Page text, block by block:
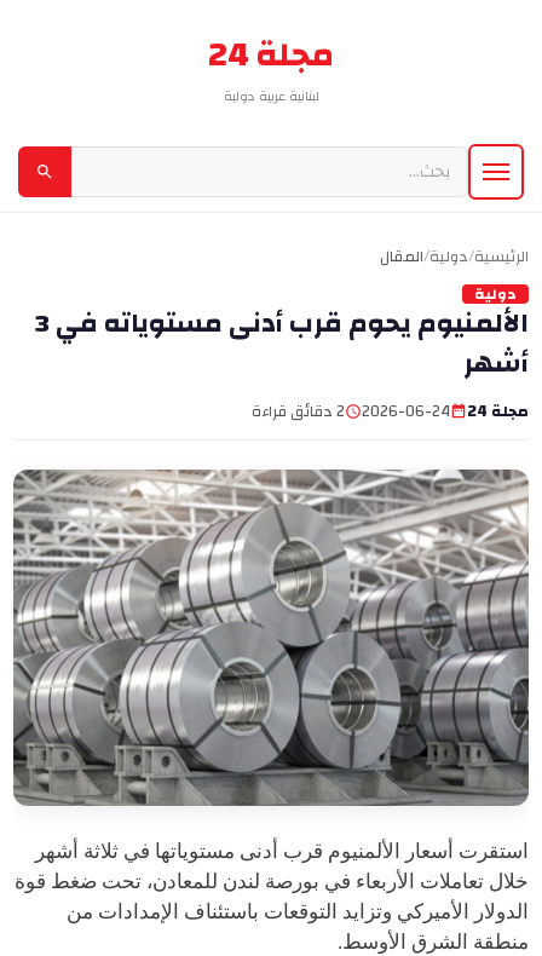
مجلة 24
لبنانية عربية دولية
الرئيسية/دولية/المقال
دولية
الألمنيوم يحوم قرب أدنى مستوياته في 3
أشهر
مجلة 24 2026-06-24 2 دقائق قراءة
استقرت أسعار الألمنيوم قرب أدنى مستوياتها في ثلاثة أشهر
خلال تعاملات الأربعاء في بورصة لندن للمعادن، تحت ضغط قوة
الدولار الأميركي وتزايد التوقعات باستئناف الإمدادات من
منطقة الشرق الأوسط.